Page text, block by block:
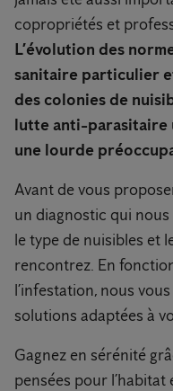
copropriétés et
L’évolution des
sanitaire particulier
des colonies de
lutte anti-parasitaire
une lourde
Avant de vous
un diagnostic qui
le type de nuisibles et
rencontrez. En
l’infestation, nous
solutions adaptées à
Gagnez en sérénité
pensées pour